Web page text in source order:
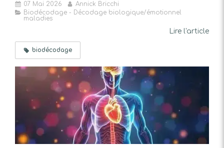
07 Mai 2026
Annick Bricchi
Biodécodage - Décodage biologique/émotionnel
maladies
Lire l'article
biodécodage